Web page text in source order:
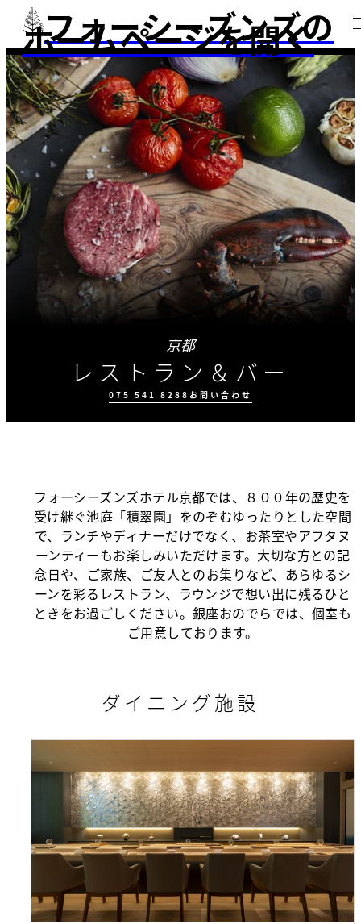
フォーシーズンズの
ホームページを開く
京都
レストラン＆バー
075 541 8288 お問い合わせ
ダイニング施設 美食体験 お問い合わせ
フォーシーズンズホテル京都では、８００年の歴史を
受け継ぐ池庭「積翠園」をのぞむゆったりとした空間
で、ランチやディナーだけでなく、お茶室やアフタヌ
ーンティーもお楽しみいただけます。大切な方との記
念日や、ご家族、ご友人とのお集りなど、あらゆるシ
ーンを彩るレストラン、ラウンジで想い出に残るひと
ときをお過ごしください。銀座おのでらでは、個室も
ご用意しております。
ダイニング施設